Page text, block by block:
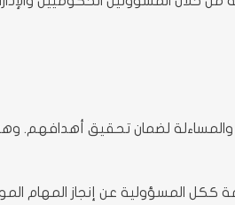
لضمان تحقيق أهدافهم.
المسؤولية عن إنجاز المهام